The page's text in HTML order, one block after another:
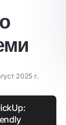
2025 г.